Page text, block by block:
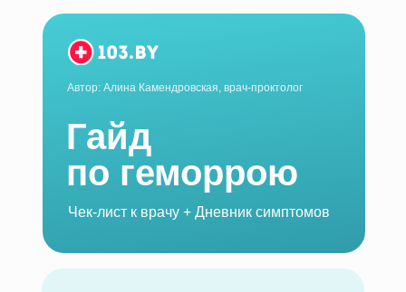
Автор: Алина Камендровская, врач-проктолог
Чек-лист к врачу + Дневник симптомов
Гайд
по геморрою